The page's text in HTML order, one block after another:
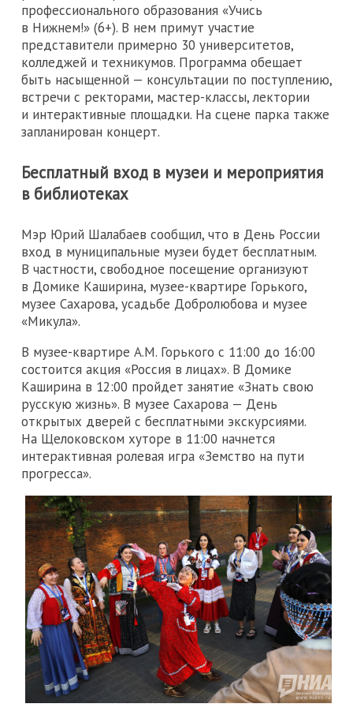
профессионального образования «Учись
в Нижнем!» (6+). В нем примут участие
представители примерно 30 университетов,
колледжей и техникумов. Программа обещает
быть насыщенной — консультации по поступлению,
встречи с ректорами, мастер-классы, лектории
и интерактивные площадки. На сцене парка также
запланирован концерт.
Бесплатный вход в музеи и мероприятия
в библиотеках
Мэр Юрий Шалабаев сообщил, что в День России
вход в муниципальные музеи будет бесплатным.
В частности, свободное посещение организуют
в Домике Каширина, музее-квартире Горького,
музее Сахарова, усадьбе Добролюбова и музее
«Микула».
В музее-квартире А.М. Горького с 11:00 до 16:00
состоится акция «Россия в лицах». В Домике
Каширина в 12:00 пройдет занятие «Знать свою
русскую жизнь». В музее Сахарова — День
открытых дверей с бесплатными экскурсиями.
На Щелоковском хуторе в 11:00 начнется
интерактивная ролевая игра «Земство на пути
прогресса».